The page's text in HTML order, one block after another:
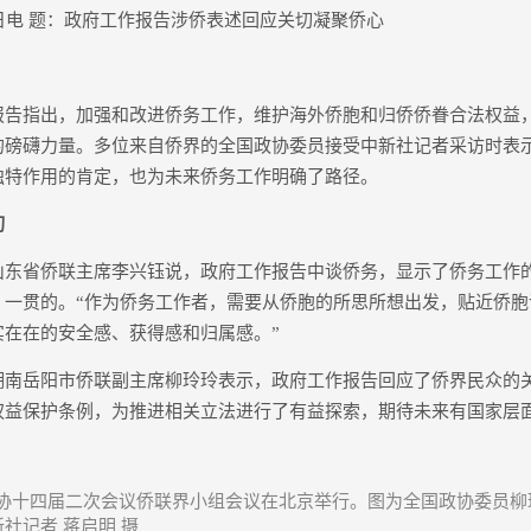
：政府工作报告涉侨表述回应关切凝聚侨心
出，加强和改进侨务工作，维护海外侨胞和归侨侨眷合法权益
礴力量。多位来自侨界的全国政协委员接受中新社记者采访时表
作用的肯定，也为未来侨务工作明确了路径。
侨联主席李兴钰说，政府工作报告中谈侨务，显示了侨务工作
贯的。“作为侨务工作者，需要从侨胞的所思所想出发，贴近侨
在的安全感、获得感和归属感。”
阳市侨联副主席柳玲玲表示，政府工作报告回应了侨界民众的
保护条例，为推进相关立法进行了有益探索，期待未来有国家层
十四届二次会议侨联界小组会议在北京举行。图为全国政协委员
记者 蒋启明 摄